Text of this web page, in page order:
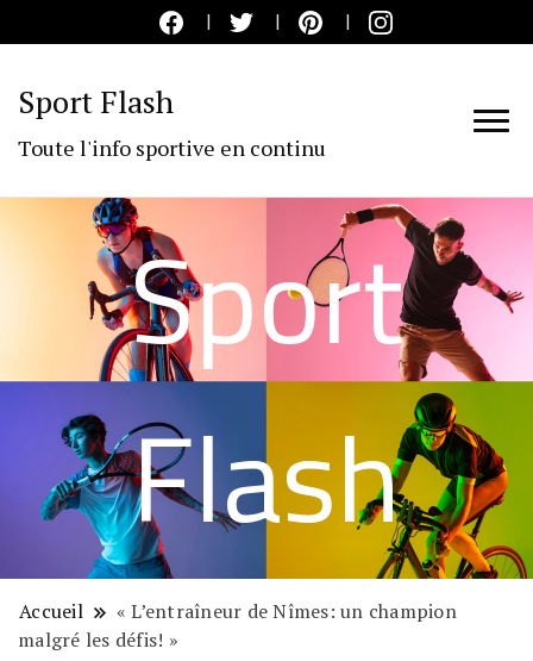
Sport Flash
Toute l'info sportive en continu
Sport
Flash
Accueil
« L’entraîneur de Nîmes: un champion
malgré les défis! »